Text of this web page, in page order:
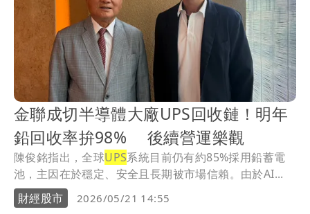
金聯成切半導體大廠UPS回收鏈！明年
鉛回收率拚98% 後續營運樂觀
陳俊銘指出，全球UPS系統目前仍有約85%採用鉛蓄電
池，主因在於穩定、安全且長期被市場信賴。由於AI...
財經股市
2026/05/21 14:55